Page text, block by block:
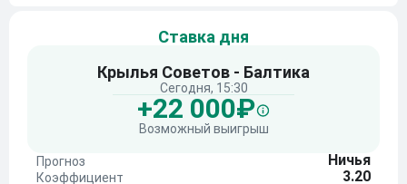
Ставка дня
Крылья Советов - Балтика
Сегодня, 15:30
+22 000₽
Возможный выигрыш
Прогноз Ничья
Коэффициент 3.20